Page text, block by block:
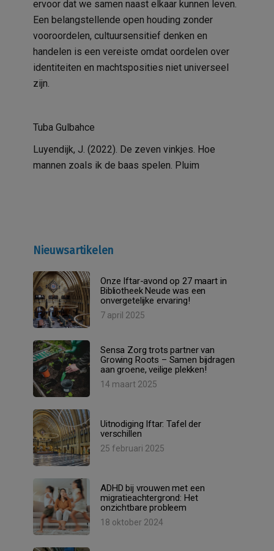
ervoor dat we samen naast elkaar kunnen leven.
Een belangstellende open houding zonder
vooroordelen, cultuursensitief denken en
handelen is een vereiste omdat oordelen over
identiteiten en machtsposities niet universeel
zijn.
Tuba Gulbahce
Luyendijk, J. (2022). De zeven vinkjes. Hoe
mannen zoals ik de baas spelen. Pluim
Nieuwsartikelen
Onze Iftar-avond op 27 maart in
Bibliotheek Neude was een
onvergetelijke ervaring!
7 april 2025
Sensa Zorg trots partner van
Growing Roots – Samen bijdragen
aan groene, veilige plekken!
14 maart 2025
Uitnodiging Iftar: Tafel der
verschillen
25 februari 2025
ADHD bij vrouwen met een
migratieachtergrond: Het
onzichtbare probleem
18 oktober 2024